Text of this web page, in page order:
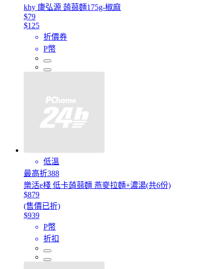
khy 康弘源 蒟蒻麵175g-椒麻
$79
$125
折價券
P幣
低溫
最高折388
樂活e棧 低卡蒟蒻麵 燕麥拉麵+濃湯(共6份)
$879
(售價已折)
$939
P幣
折扣